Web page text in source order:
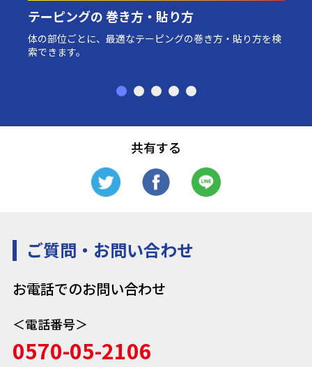
テーピングの 巻き方・貼り方
体の部位ごとに、最適なテーピングの巻き方・貼り方を検
索できます。
共有する
ご質問・お問い合わせ
お電話でのお問い合わせ
＜電話番号＞
0570-05-2106